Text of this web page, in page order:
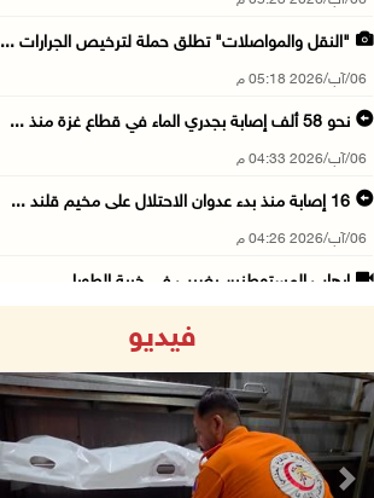
"النقل والمواصلات" تطلق حملة لترخيص الجرارات ...
06/آب/2026 05:18 م
نحو 58 ألف إصابة بجدري الماء في قطاع غزة منذ ...
06/آب/2026 04:33 م
16 إصابة منذ بدء عدوان الاحتلال على مخيم قلند ...
06/آب/2026 04:26 م
إرهاب المستوطنين يضرب في خربة الطوبا
06/آب/2026 02:41 م
وزير العدل يبحث مع السفير التركي تعزيز التعاو ...
06/آب/2026 02:37 م
فيديو
Next